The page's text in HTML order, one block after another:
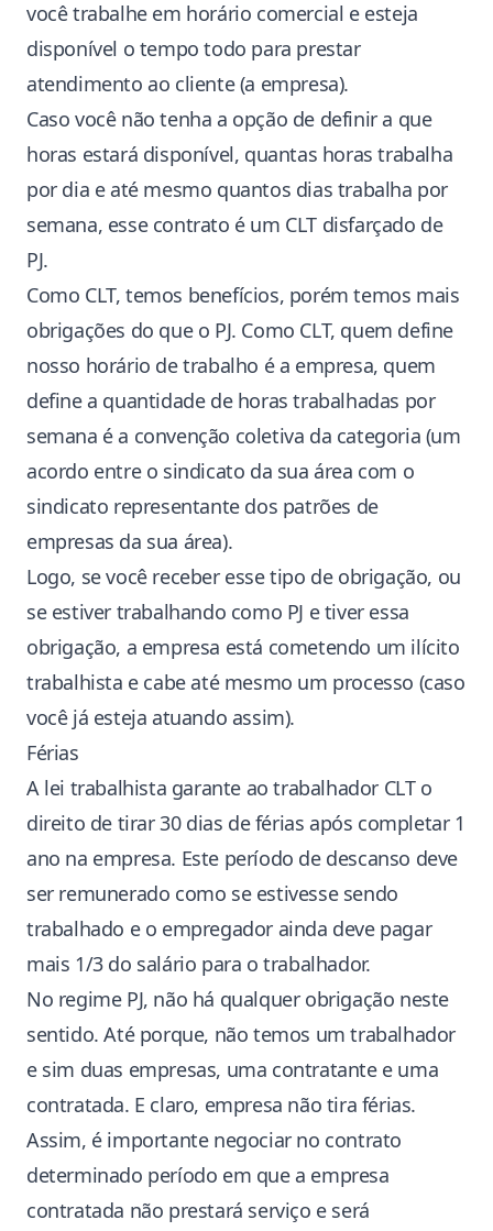
você trabalhe em horário comercial e esteja
disponível o tempo todo para prestar
atendimento ao cliente (a empresa).
Caso você não tenha a opção de definir a que
horas estará disponível, quantas horas trabalha
por dia e até mesmo quantos dias trabalha por
semana, esse contrato é um CLT disfarçado de
PJ.
Como CLT, temos benefícios, porém temos mais
obrigações do que o PJ. Como CLT, quem define
nosso horário de trabalho é a empresa, quem
define a quantidade de horas trabalhadas por
semana é a convenção coletiva da categoria (um
acordo entre o sindicato da sua área com o
sindicato representante dos patrões de
empresas da sua área).
Logo, se você receber esse tipo de obrigação, ou
se estiver trabalhando como PJ e tiver essa
obrigação, a empresa está cometendo um ilícito
trabalhista e cabe até mesmo um processo (caso
você já esteja atuando assim).
Férias
A lei trabalhista garante ao trabalhador CLT o
direito de tirar 30 dias de férias após completar 1
ano na empresa. Este período de descanso deve
ser remunerado como se estivesse sendo
trabalhado e o empregador ainda deve pagar
mais 1/3 do salário para o trabalhador.
No regime PJ, não há qualquer obrigação neste
sentido. Até porque, não temos um trabalhador
e sim duas empresas, uma contratante e uma
contratada. E claro, empresa não tira férias.
Assim, é importante negociar no contrato
determinado período em que a empresa
contratada não prestará serviço e será